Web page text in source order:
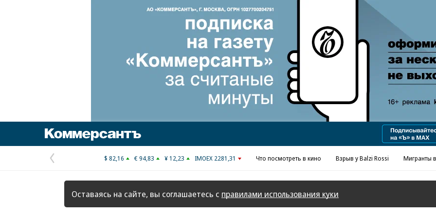
Реклама в «Ъ» www.kommersant.ru/ad
Предыдущая
страница
$ 82,16 € 94,83 ¥ 12,23 IMOEX 2281,31 Что посмотреть в кино Взрыв у Balzi Rossi Мигранты
Оставаясь на сайте, вы соглашаетесь с правилами использования куки